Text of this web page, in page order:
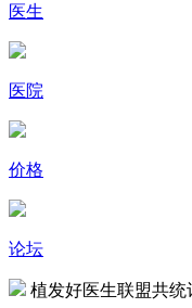
医生
医院
价格
论坛
植发好医生联盟共统